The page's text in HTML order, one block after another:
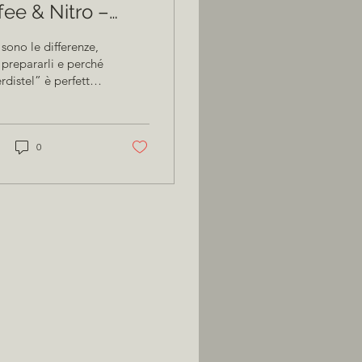
& Nitro –
estivo con
le differenze,
e perché
è perfetto
0